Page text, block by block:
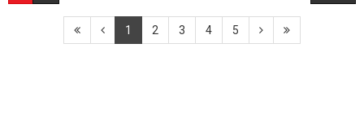
1 2 3 4 5